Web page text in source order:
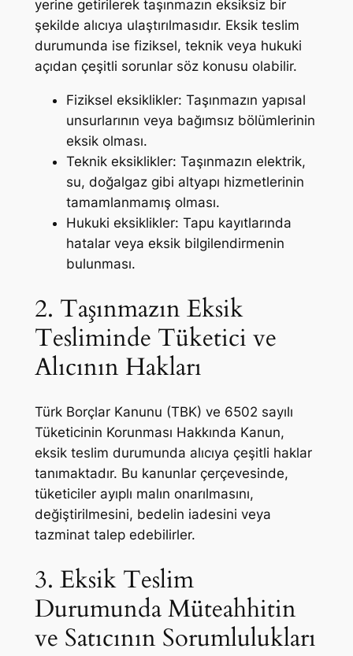
yerine getirilerek taşınmazın eksiksiz bir
şekilde alıcıya ulaştırılmasıdır. Eksik teslim
durumunda ise fiziksel, teknik veya hukuki
açıdan çeşitli sorunlar söz konusu olabilir.
Fiziksel eksiklikler: Taşınmazın yapısal
unsurlarının veya bağımsız bölümlerinin
eksik olması.
Teknik eksiklikler: Taşınmazın elektrik,
su, doğalgaz gibi altyapı hizmetlerinin
tamamlanmamış olması.
Hukuki eksiklikler: Tapu kayıtlarında
hatalar veya eksik bilgilendirmenin
bulunması.
2. Taşınmazın Eksik
Tesliminde Tüketici ve
Alıcının Hakları
Türk Borçlar Kanunu (TBK) ve 6502 sayılı
Tüketicinin Korunması Hakkında Kanun,
eksik teslim durumunda alıcıya çeşitli haklar
tanımaktadır. Bu kanunlar çerçevesinde,
tüketiciler ayıplı malın onarılmasını,
değiştirilmesini, bedelin iadesini veya
tazminat talep edebilirler.
3. Eksik Teslim
Durumunda Müteahhitin
ve Satıcının Sorumlulukları